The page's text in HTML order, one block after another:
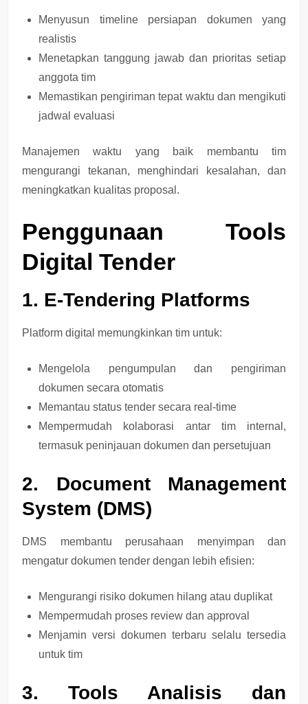
Menyusun timeline persiapan dokumen yang
realistis
Menetapkan tanggung jawab dan prioritas setiap
anggota tim
Memastikan pengiriman tepat waktu dan mengikuti
jadwal evaluasi
Manajemen waktu yang baik membantu tim
mengurangi tekanan, menghindari kesalahan, dan
meningkatkan kualitas proposal .
Penggunaan Tools
Digital Tender
1. E-Tendering Platforms
Platform digital memungkinkan tim untuk:
Mengelola pengumpulan dan pengiriman
dokumen secara otomatis
Memantau status tender secara real-time
Mempermudah
kolaborasi antar tim internal ,
termasuk peninjauan dokumen dan persetujuan
2. Document Management
System (DMS)
DMS membantu perusahaan menyimpan dan
mengatur dokumen tender dengan lebih efisien:
Mengurangi risiko dokumen hilang atau duplikat
Mempermudah proses review dan approval
Menjamin versi dokumen terbaru selalu tersedia
untuk tim
3. Tools Analisis dan